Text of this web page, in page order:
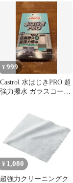
車体塗装・ガラス結晶
コーティング 超撥水 即
効型洗車コーティング
¥999
Castrol 水はじきPRO 超
強力撥水 ガラスコーテ
¥ 1,080
超強力クリーニングク